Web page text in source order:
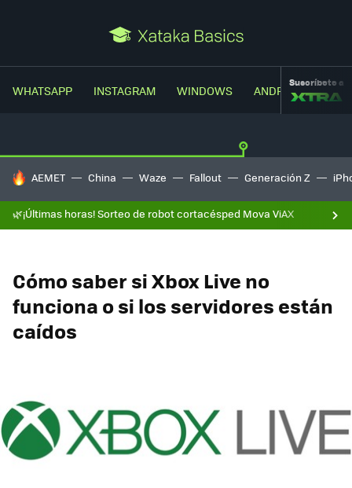
WHATSAPP INSTAGRAM WINDOWS ANDROIDSuscríbete a
HOY SE HABLA DE
AEMET China Waze Fallout Generación Z
🌿¡Últimas horas! Sorteo de robot cortacésped Mova ViAX
Cómo saber si Xbox Live no
funciona o si los servidores están
caídos